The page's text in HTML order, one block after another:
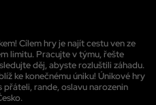
Cílem hry je najít cestu ven ze
limitu. Pracujte v týmu, řešte
děj, abyste rozluštili záhadu.
ke konečnému úniku! Únikové hry
přáteli, rande, oslavu narozenin